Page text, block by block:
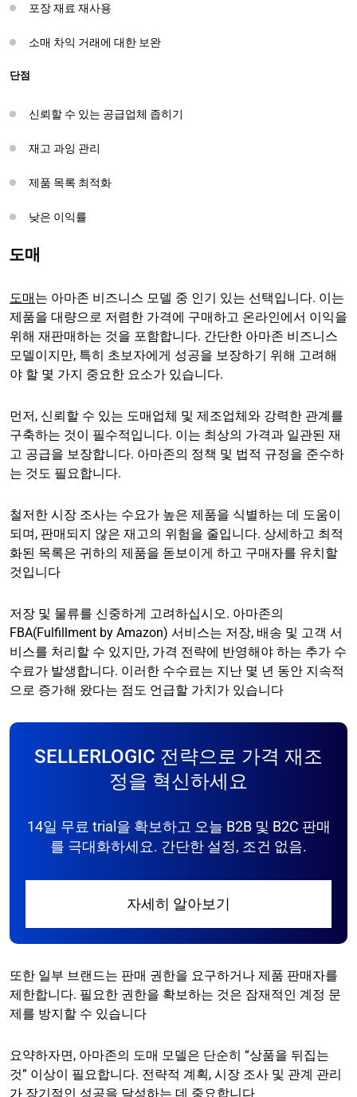
포장 재료 재사용
소매 차익 거래에 대한 보완
단점
신뢰할 수 있는 공급업체 좁히기
재고 과잉 관리
제품 목록 최적화
낮은 이익률
도매
도매는 아마존 비즈니스 모델 중 인기 있는 선택입니다. 이는
제품을 대량으로 저렴한 가격에 구매하고 온라인에서 이익을
위해 재판매하는 것을 포함합니다. 간단한 아마존 비즈니스
모델이지만, 특히 초보자에게 성공을 보장하기 위해 고려해
야 할 몇 가지 중요한 요소가 있습니다.
먼저, 신뢰할 수 있는 도매업체 및 제조업체와 강력한 관계를
구축하는 것이 필수적입니다. 이는 최상의 가격과 일관된 재
고 공급을 보장합니다. 아마존의 정책 및 법적 규정을 준수하
는 것도 필요합니다.
철저한 시장 조사는 수요가 높은 제품을 식별하는 데 도움이
되며, 판매되지 않은 재고의 위험을 줄입니다. 상세하고 최적
화된 목록은 귀하의 제품을 돋보이게 하고 구매자를 유치할
것입니다
저장 및 물류를 신중하게 고려하십시오. 아마존의
FBA(Fulfillment by Amazon) 서비스는 저장, 배송 및 고객 서
비스를 처리할 수 있지만, 가격 전략에 반영해야 하는 추가 수
수료가 발생합니다. 이러한 수수료는 지난 몇 년 동안 지속적
으로 증가해 왔다는 점도 언급할 가치가 있습니다
SELLERLOGIC 전략으로 가격 재조
정을 혁신하세요
14일 무료 trial을 확보하고 오늘 B2B 및 B2C 판매
를 극대화하세요. 간단한 설정, 조건 없음.
자세히 알아보기
또한 일부 브랜드는 판매 권한을 요구하거나 제품 판매자를
제한합니다. 필요한 권한을 확보하는 것은 잠재적인 계정 문
제를 방지할 수 있습니다
요약하자면, 아마존의 도매 모델은 단순히 “상품을 뒤집는
것” 이상이 필요합니다. 전략적 계획, 시장 조사 및 관계 관리
가 장기적인 성공을 달성하는 데 중요합니다